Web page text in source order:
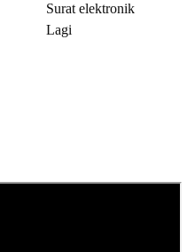
Surat elektronik
Lagi